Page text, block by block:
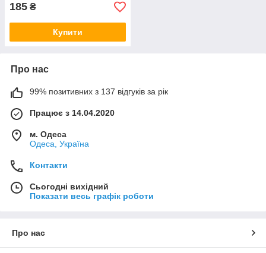
185 ₴
Купити
Про нас
99% позитивних з 137 відгуків за рік
Працює з 14.04.2020
м. Одеса
Одеса, Україна
Контакти
Сьогодні вихідний
Показати весь графік роботи
Про нас